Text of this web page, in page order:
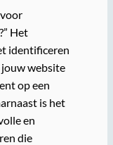
Het
identificeren
website
op een
is het
en
die